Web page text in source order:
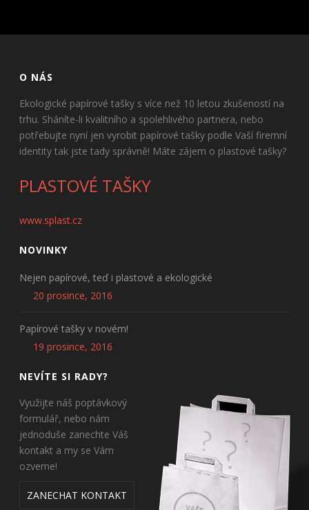
O NÁS
Ekologické papírové tašky s více než 10 letou zkušeností na
trhu. Sháníte-li kvalitního a spolehlivého partnera, nebo
potřebujte nyní jen vyrobit papírové tašky podle Vaší firemní
identity tak jste tady správně! Máte zájem o plastové tašky?
PLASTOVÉ TAŠKY
www.splast.cz
NOVINKY
Nejen papírové, teď i plastové a ekologické
20 prosince, 2016
Papírové tašky v novém!
19 prosince, 2016
NEVÍTE SI RADY?
Využijte náš poptávkový
formulář, nebo nám
jednoduše zanechte Váš
kontakt a my se Vám
ozveme!
ZANECHAT KONTAKT